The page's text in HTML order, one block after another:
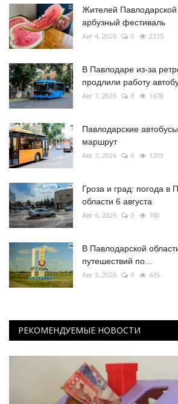
Жителей Павлодарской
арбузный фестиваль
Авг 4, 2026 0 2335
В Павлодаре из-за
продлили работу
Авг 7, 2026 0 1678
Павлодарские
маршрут
Авг 7, 2026 0 1209
Гроза и град: погода в
области 6 августа
Авг 6, 2026 0 740
В Павлодарской
путешествий по...
Авг 3, 2026 0 635
РЕКОМЕНДУЕМЫЕ НОВОСТИ